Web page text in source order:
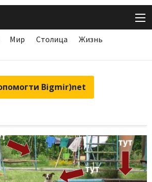
Мир Столица
Жизнь
Bigmir)net